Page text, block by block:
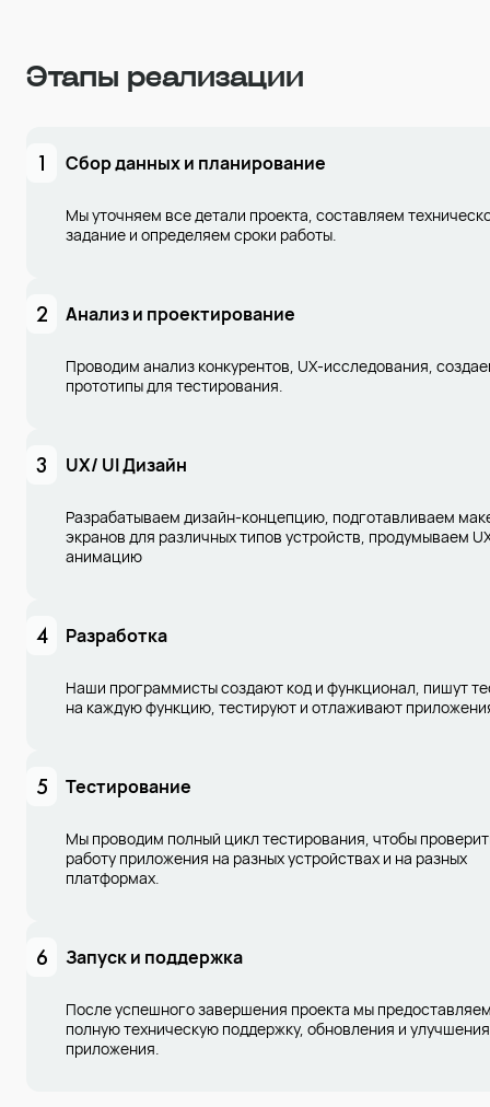
Этапы реализации
1 Сбор данных и планирование
Мы уточняем все детали проекта, составляем
задание и определяем сроки работы.
2 Анализ и проектирование
Проводим анализ конкурентов, UX-исследования,
прототипы для тестирования.
3 UX/ UI Дизайн
Разрабатываем дизайн-концепцию, подготавливаем
экранов для различных типов устройств, продумываем
анимацию
4 Разработка
Наши программисты создают код и функционал, пишут
на каждую функцию, тестируют и отлаживают
5 Тестирование
Мы проводим полный цикл тестирования, чтобы
работу приложения на разных устройствах и на разных
платформах.
6 Запуск и поддержка
После успешного завершения проекта мы
полную техническую поддержку, обновления и улучшения
приложения.